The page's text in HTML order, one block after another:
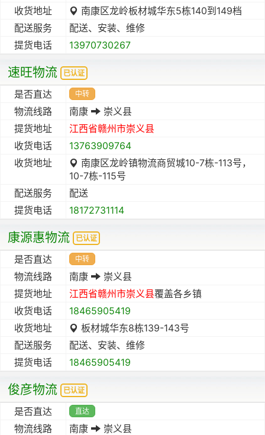
收货地址
南康区龙岭板材城华东5栋140到149档
配送服务
配送、安装、维修
提货电话
13970730267
速旺物流 已认证
是否直达 中转
物流线路 南康
崇义县
提货地址
江西省赣州市崇义县
收货电话
13763909764
收货地址
南康区龙岭镇物流商贸城10-7栋-113号，
10-7栋-115号
配送服务
配送
提货电话
18172731114
康源惠物流 已认证
是否直达 中转
物流线路 南康
崇义县
提货地址
江西省赣州市崇义县覆盖各乡镇
收货电话
18465905419
收货地址
板材城华东8栋139-143号
配送服务
配送、安装、维修
提货电话
18465905419
俊彦物流 已认证
是否直达 直达
物流线路 南康
崇义县